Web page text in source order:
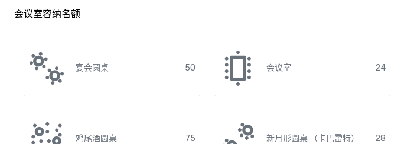
会议室容纳名额
宴会圆桌 50 会议室 24
鸡尾酒圆桌 75 新月形圆桌 （卡巴雷特） 28